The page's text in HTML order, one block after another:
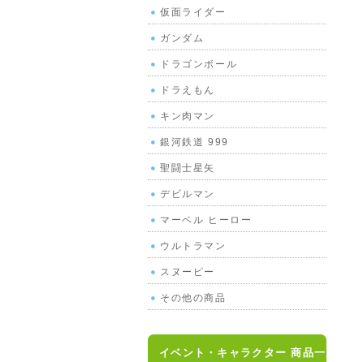
仮面ライダー
ガンダム
ドラゴンボール
ドラえもん
キン肉マン
銀河鉄道 999
聖闘士星矢
デビルマン
マーベル ヒーロー
ウルトラマン
スヌーピー
その他の商品
イベント・キャラクター 商品一覧